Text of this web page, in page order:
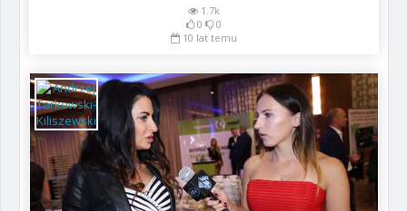
1.7k
0
0
10 lat temu